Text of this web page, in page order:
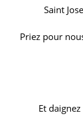
Saint
Priez pour
Et